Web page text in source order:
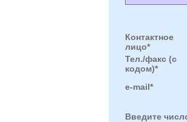
Контактное
лицо*
Тел./факс (с
кодом)*
e-mail*
Введите